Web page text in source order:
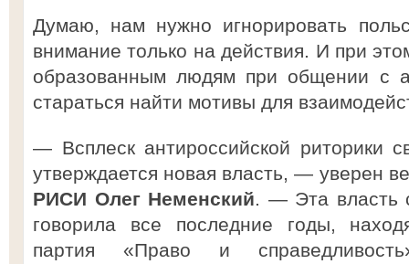
Думаю, нам нужно игнорировать
внимание только на действия. И при
образованным людям при общении с
стараться найти мотивы для
— Всплеск антироссийской риторики
утверждается новая власть, — уверен
РИСИ Олег Неменский. — Эта власть
говорила все последние годы,
партия «Право и